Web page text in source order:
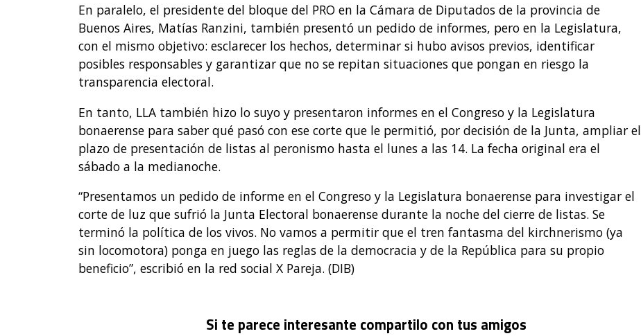
En paralelo, el presidente del bloque del PRO en la Cámara de Diputados de la provincia de
Buenos Aires, Matías Ranzini, también presentó un pedido de informes, pero en la Legislatura,
con el mismo objetivo: esclarecer los hechos, determinar si hubo avisos previos, identificar
posibles responsables y garantizar que no se repitan situaciones que pongan en riesgo la
transparencia electoral.
En tanto, LLA también hizo lo suyo y presentaron informes en el Congreso y la Legislatura
bonaerense para saber qué pasó con ese corte que le permitió, por decisión de la Junta, ampliar el
plazo de presentación de listas al peronismo hasta el lunes a las 14. La fecha original era el
sábado a la medianoche.
“Presentamos un pedido de informe en el Congreso y la Legislatura bonaerense para investigar el
corte de luz que sufrió la Junta Electoral bonaerense durante la noche del cierre de listas. Se
terminó la política de los vivos. No vamos a permitir que el tren fantasma del kirchnerismo (ya
sin locomotora) ponga en juego las reglas de la democracia y de la República para su propio
beneficio”, escribió en la red social X Pareja. (DIB)
Si te parece interesante compartilo con tus amigos